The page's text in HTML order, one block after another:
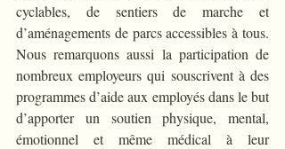
cyclables, de sentiers de marche et
d’aménagements de parcs accessibles à tous.
Nous remarquons aussi la participation de
nombreux employeurs qui souscrivent à des
programmes d’aide aux employés dans le but
d’apporter un soutien physique, mental,
émotionnel et même médical à leur